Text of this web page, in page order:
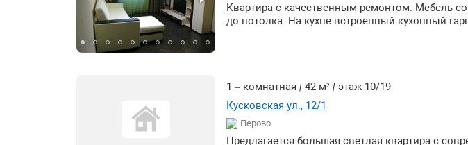
по комнатности ↑
Квартира с качественным ремонтом. Мебель
до потолка. На кухне встроенный кухонный
1 – комнатная | 42 м² | этаж 10/19
Кусковская ул., 12/1
Перово
Предлагается большая светлая квартира с